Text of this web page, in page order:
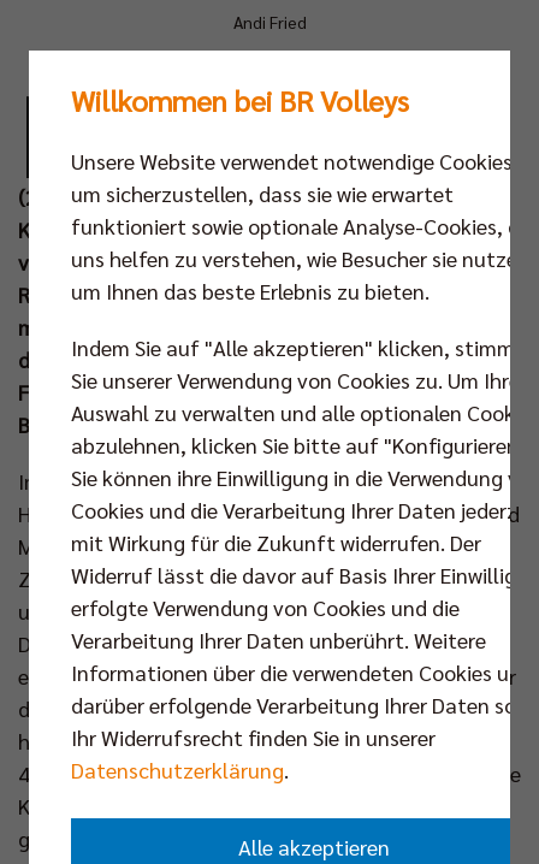
Andi Fried
P flichtspielauftakt nach Maß: Zum Start in
Recycling Volleys überaus deutlich mit 3:0
(25:8, 25:11,25:18) gegen die Baden Volleys SSC
Karlsruhe. Dabei begeisterten beim Titelverteidiger
vor allem die Neuzugänge Jake Hanes, Moritz
Reichert, Florian Krage und Simon Plaskie. Am
morgigen Samstag (14. Sep um 17.00 Uhr) kämpfen
die Hauptstädter gegen die SVG Lüneburg um den
Finaleinzug beim Turnierformat mit allen zwölf
Bundesligisten.
Im ersten Pflichtspiel der Saison setzte BR Volleys
Headcoach Joel Banks auf Kapitän Ruben Schott und
Moritz Reichert im Außenangriff, Johannes Tille im
Zuspiel, Jake Hanes im Diagonalangriff, Tobias Krick
und Florian Krage im Mittelblock sowie Libero Kyle
Dagostino. Rückkehrer Reichert erzielte sofort den
ersten Punkt für den Titelverteidiger und ein weiterer
deutscher Nationalspieler fügte sich ebenso
hervorragend ein. Mittelblocker Krage punktete zum
4:2 und startete danach eine Aufschlagserie (7:2). Die
Karlsruher, vier Stunden zuvor mit 2:0 (25:23, 25:19)
gegen den ASV Dachau erfolgreich, konnten dem
Willkommen bei BR Volleys
Unsere Website verwendet notwendige Cookies,
um sicherzustellen, dass sie wie erwartet
funktioniert sowie optionale Analyse-Cookies, die
uns helfen zu verstehen, wie Besucher sie nutzen,
um Ihnen das beste Erlebnis zu bieten.
Indem Sie auf "Alle akzeptieren" klicken, stimmen
Sie unserer Verwendung von Cookies zu. Um Ihre
Auswahl zu verwalten und alle optionalen Cookies
abzulehnen, klicken Sie bitte auf "Konfigurieren".
Sie können ihre Einwilligung in die Verwendung
Cookies und die Verarbeitung Ihrer Daten
mit Wirkung für die Zukunft widerrufen. Der
Widerruf lässt die davor auf Basis Ihrer
erfolgte Verwendung von Cookies und die
Verarbeitung Ihrer Daten unberührt. Weitere
Informationen über die verwendeten Cookies und
darüber erfolgende Verarbeitung Ihrer Daten
Ihr Widerrufsrecht finden Sie in unserer
Datenschutzerklärung.
Alle akzeptieren